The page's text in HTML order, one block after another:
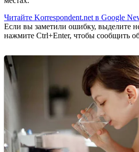
Читайте Korrespondent.net в Google
Если вы заметили ошибку, выделите
нажмите Ctrl+Enter, чтобы сообщить